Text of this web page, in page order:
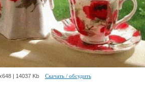
| 14037 Kb Скачать / обсудить